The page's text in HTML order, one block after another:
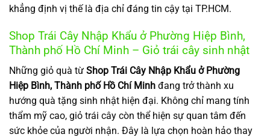
khẳng định vị thế là địa chỉ đáng tin cậy tại TP.HCM.
Shop Trái Cây Nhập Khẩu ở Phường Hiệp Bình,
Thành phố Hồ Chí Minh – Giỏ trái cây sinh nhật
Những giỏ quà từ Shop Trái Cây Nhập Khẩu ở Phường
Hiệp Bình, Thành phố Hồ Chí Minh đang trở thành xu
hướng quà tặng sinh nhật hiện đại. Không chỉ mang tính
thẩm mỹ cao, giỏ trái cây còn thể hiện sự quan tâm đến
sức khỏe của người nhận. Đây là lựa chọn hoàn hảo thay